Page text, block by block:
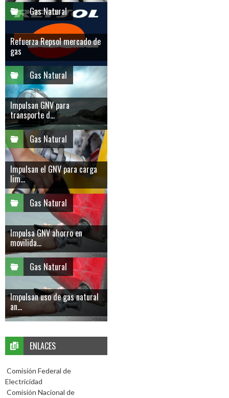
Gas Natural
Refuerza Repsol mercado de
gas
Gas Natural
Impulsan GNV para
transporte d...
Gas Natural
Impulsan el GNV para carga
lim...
Gas Natural
Impulsa GNV ahorro en
movilida...
Gas Natural
Impulsan uso de gas natural
an...
ENLACES
Comisión Federal de
Electricidad
Comisión Nacional de